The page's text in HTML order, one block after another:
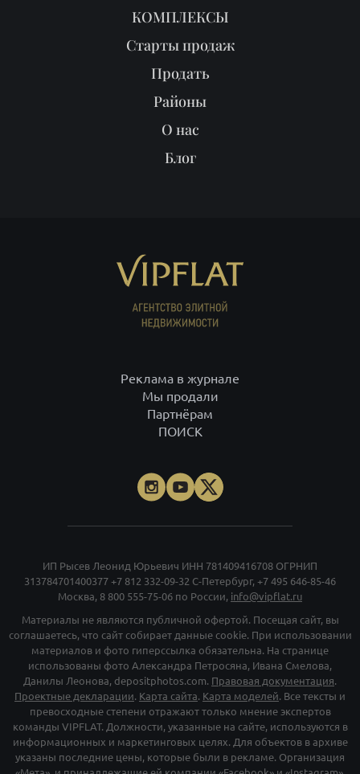
КОМПЛЕКСЫ
Старты продаж
Продать
Районы
О нас
Блог
Реклама в журнале
Мы продали
Партнёрам
ПОИСК
ИП Рысев Леонид Юрьевич ИНН 781409416708 ОГРНИП
313784701400377 +7 812 332-09-32 С-Петербург, +7 495 646-85-46
Москва, 8 800 555-75-06 по России, info@vipflat.ru
Материалы не являются публичной офертой. Посещая сайт, вы
соглашаетесь, что сайт собирает данные cookie. При использовании
материалов и фото гиперссылка обязательна. На странице
использованы фото Александра Петросяна, Ивана Смелова,
Данилы Леонова, depositphotos.com. Правовая документация.
Проектные декларации. Карта сайта. Карта моделей. Все тексты и
превосходные степени отражают только мнение экспертов
команды VIPFLAT. Должности, указанные на сайте, используются в
информационных и маркетинговых целях. Для объектов в архиве
указаны последние цены, которые были в рекламе. Организация